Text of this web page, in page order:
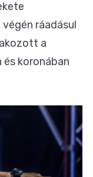
ráadásul
a
koronában